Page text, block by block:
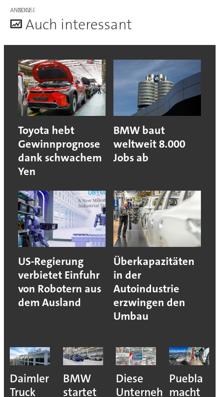
ANZEIGE
Auch interessant
Toyota hebt
Gewinnprognose
dank schwachem
Yen
BMW baut
weltweit 8.000
Jobs ab
US-Regierung
verbietet Einfuhr
von Robotern aus
dem Ausland
Überkapazitäten
in der
Autoindustrie
erzwingen den
Umbau
Daimler
Truck
BMW
startet
Diese
Unternehmen
Puebla
macht